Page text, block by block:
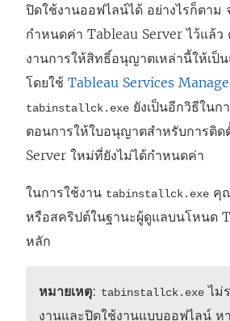
)
ปิดใช้งานออฟไลน์ได้ อย่างไรก็ตาม
กำหนดค่า Tableau Server ไว้แล้ว
งานการให้สิทธิ์อนุญาตเหล่านี้ให้เป็
โดยใช้ Tableau Services
tabinstallck.exe ยังเป็นอีกวิธีใน
ตอนการให้ใบอนุญาตสำหรับการติด
Server ใหม่ที่ยังไม่ได้กำหนดค่า
ในการใช้งาน tabinstallck.exe คุ
หรือสคริปต์ในฐานะผู้ดูแลบนโหนด
หลัก
หมายเหตุ: tabinstallck.exe ไม่
งานและปิดใช้งานแบบออฟไลน์ ห